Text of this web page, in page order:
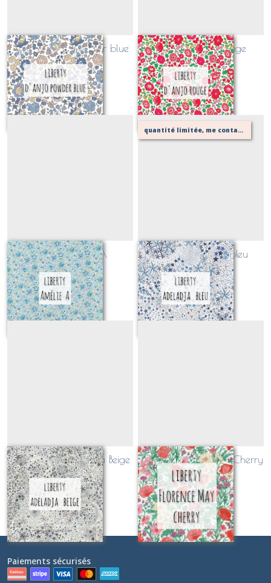
Liberty d'Anjo Powder blue
(CLASSIQUE)
Sur demande
Liberty d'Anjo Rouge
(CLASSIQUE)
Sur demande
Liberty Amélie A
(CLASSIQUE)
Sur demande
quantité limitée, me contacter pour vérifier possibilité de votre confection
Liberty Adeladja bleu
(CLASSIQUE)
Sur demande
Liberty New Adeladja Beige
(CLASSIQUE)
Sur demande
Liberty Florence May Cherry
(CLASSIQUE)
Sur demande
Paiements sécurisés